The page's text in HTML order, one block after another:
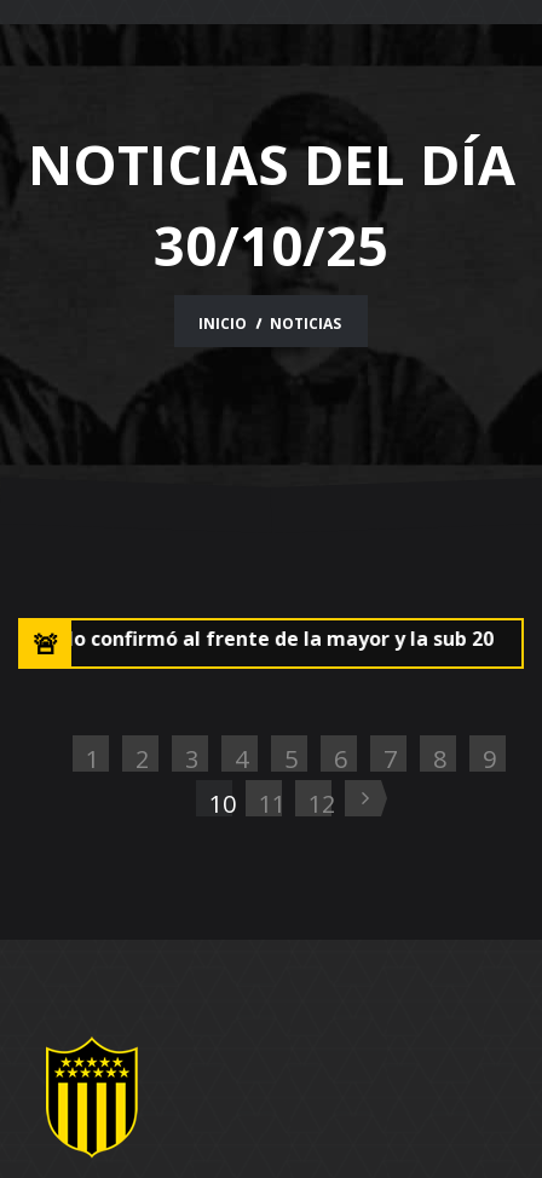
NOTICIAS DEL DÍA
30/10/25
INICIO NOTICIAS
lo confirmó al frente de la mayor y la sub 20 🚨El
1 2 3 4 5 6 7 8
9
10
11 12